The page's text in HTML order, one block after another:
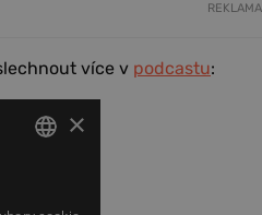
REKLAMA
více v podcastu: